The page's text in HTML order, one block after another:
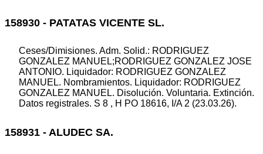
158930 - PATATAS VICENTE SL.
Ceses/Dimisiones. Adm. Solid.: RODRIGUEZ
GONZALEZ MANUEL;RODRIGUEZ GONZALEZ JOSE
ANTONIO. Liquidador: RODRIGUEZ GONZALEZ
MANUEL. Nombramientos. Liquidador: RODRIGUEZ
GONZALEZ MANUEL. Disolución. Voluntaria. Extinción.
Datos registrales. S 8 , H PO 18616, I/A 2 (23.03.26).
158931 - ALUDEC SA.